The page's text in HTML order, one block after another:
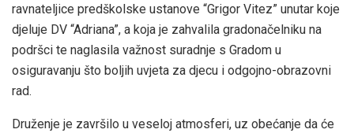
ravnateljice predškolske ustanove “Grigor Vitez” unutar koje
djeluje DV “Adriana”, a koja je zahvalila gradonačelniku na
podršci te naglasila važnost suradnje s Gradom u
osiguravanju što boljih uvjeta za djecu i odgojno-obrazovni
rad.
Druženje je završilo u veseloj atmosferi, uz obećanje da će